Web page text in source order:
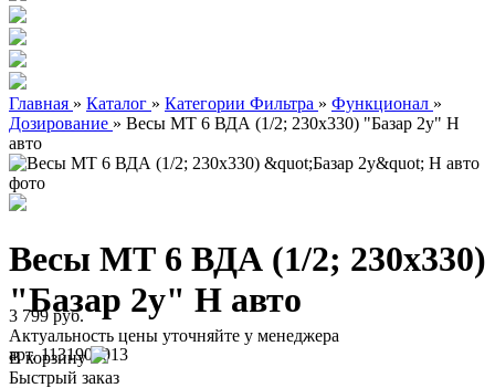
Главная » Каталог » Категории Фильтра » Функционал »
Дозирование » Весы МТ 6 ВДА (1/2; 230х330) "Базар 2у" Н
авто
Весы МТ 6 ВДА (1/2; 230х330)
"Базар 2у" Н авто
арт. 1131900013
3 799 руб.
Актуальность цены уточняйте у менеджера
В корзину
Быстрый заказ